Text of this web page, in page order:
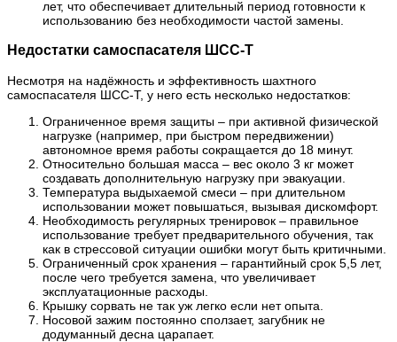
лет, что обеспечивает длительный период готовности к
использованию без необходимости частой замены.
Недостатки самоспасателя ШСС-Т
Несмотря на надёжность и эффективность шахтного
самоспасателя ШСС-Т, у него есть несколько недостатков:
Ограниченное время защиты – при активной физической
нагрузке (например, при быстром передвижении)
автономное время работы сокращается до 18 минут.
Относительно большая масса – вес около 3 кг может
создавать дополнительную нагрузку при эвакуации.
Температура выдыхаемой смеси – при длительном
использовании может повышаться, вызывая дискомфорт.
Необходимость регулярных тренировок – правильное
использование требует предварительного обучения, так
как в стрессовой ситуации ошибки могут быть критичными.
Ограниченный срок хранения – гарантийный срок 5,5 лет,
после чего требуется замена, что увеличивает
эксплуатационные расходы.
Крышку сорвать не так уж легко если нет опыта.
Носовой зажим постоянно сползает, загубник не
додуманный десна царапает.